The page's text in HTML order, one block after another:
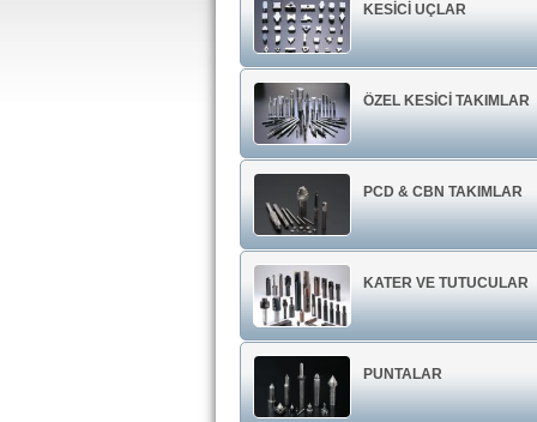
KESİCİ UÇLAR
ÖZEL KESİCİ TAKIMLAR
PCD & CBN TAKIMLAR
KATER VE TUTUCULAR
PUNTALAR